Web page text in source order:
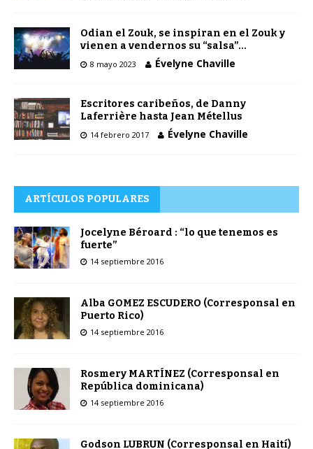
Odian el Zouk, se inspiran en el Zouk y
vienen a vendernos su “salsa”…
8 mayo 2023 Évelyne Chaville
Escritores caribeños, de Danny
Laferrière hasta Jean Métellus
14 febrero 2017 Évelyne Chaville
ARTÍCULOS POPULARES
Jocelyne Béroard : “lo que tenemos es
fuerte”
14 septiembre 2016
Alba GOMEZ ESCUDERO (Corresponsal en
Puerto Rico)
14 septiembre 2016
Rosmery MARTÍNEZ (Corresponsal en
República dominicana)
14 septiembre 2016
Godson LUBRUN (Corresponsal en Haití)